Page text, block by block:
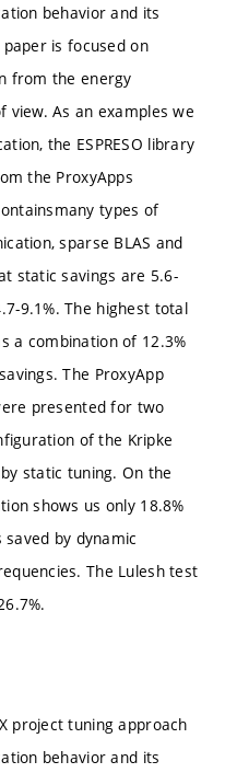
behavior and its
is focused on
from the energy
As an examples we
the ESPRESO library
the ProxyApps
types of
sparse BLAS and
static savings are 5.6-
9.1%. The highest total
a combination of 12.3%
The ProxyApp
presented for two
of the Kripke
static tuning. On the
shows us only 18.8%
by dynamic
The Lulesh test
project tuning approach
behavior and its